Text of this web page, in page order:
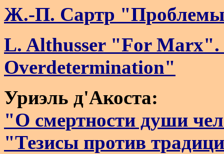
Ж.-П. Сартр "Проблемы
L. Althusser "For
Overdetermination"
Уриэль д'Акоста:
"О смертности души
"Тезисы против